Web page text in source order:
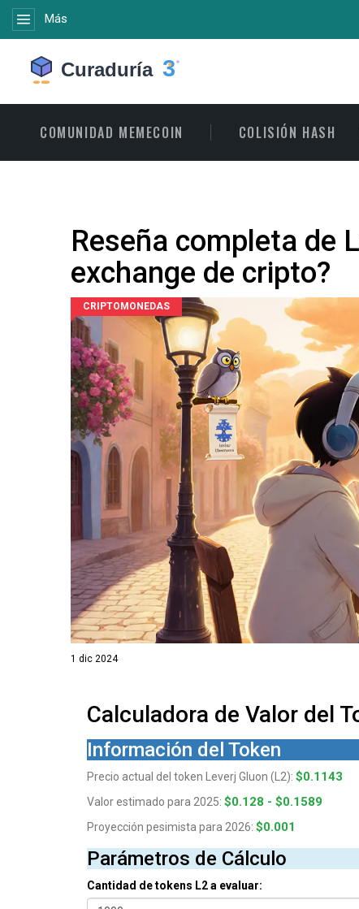
Más
COMUNIDAD MEMECOIN COLISIÓN HASH
Reseña completa de
exchange de cripto?
CRIPTOMONEDAS
1 dic 2024
Calculadora de Valor del
Información del Token
Precio actual del token Leverj Gluon (L2): $0.1143
Valor estimado para 2025: $0.128 - $0.1589
Proyección pesimista para 2026: $0.001
Parámetros de Cálculo
Cantidad de tokens L2 a evaluar: